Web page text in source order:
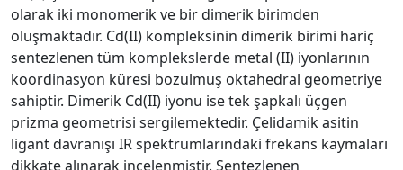
olarak iki monomerik ve bir dimerik birimden
oluşmaktadır. Cd(II) kompleksinin dimerik birimi hariç
sentezlenen tüm komplekslerde metal (II) iyonlarının
koordinasyon küresi bozulmuş oktahedral geometriye
sahiptir. Dimerik Cd(II) iyonu ise tek şapkalı üçgen
prizma geometrisi sergilemektedir. Çelidamik asitin
ligant davranışı IR spektrumlarındaki frekans kaymaları
dikkate alınarak incelenmiştir. Sentezlenen